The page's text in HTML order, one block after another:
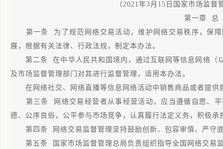
（2021年3月15日国家市场监督
第一章 总
第一条 为了规范网络交易活动，维护网络交易秩序，保障
展，根据有关法律、行政法规，制定本办法。
第二条 在中华人民共和国境内，通过互联网等信息网络（
及市场监督管理部门对其进行监督管理，适用本办法。
在网络社交、网络直播等信息网络活动中销售商品或者提供
第三条 网络交易经营者从事经营活动，应当遵循自愿、平
德、公序良俗，公平参与市场竞争，认真履行法定义务，积极
第四条 网络交易监督管理坚持鼓励创新、包容审慎、严守
第五条 国家市场监督管理总局负责组织指导全国网络交易